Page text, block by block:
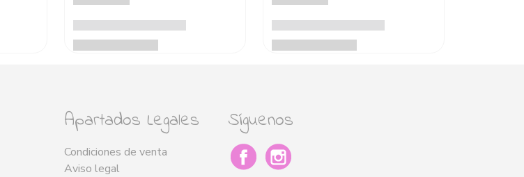
Apartados Legales
Condiciones de venta
Aviso legal
Síguenos